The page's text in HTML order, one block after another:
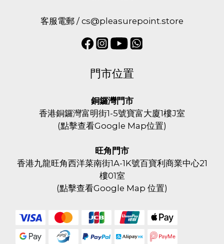
客服電郵 / cs@pleasurepoint.store
門市位置
銅鑼灣門市
香港銅鑼灣富明街1-5號寶富大廈1樓J室
(點擊查看Google Map位置)
旺角門市
香港九龍旺角西洋菜南街1A-1K號百寶利商業中心21
樓01室
(點擊查看Google Map 位置)